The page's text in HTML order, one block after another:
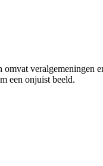
veralgemeningen
een onjuist beeld.